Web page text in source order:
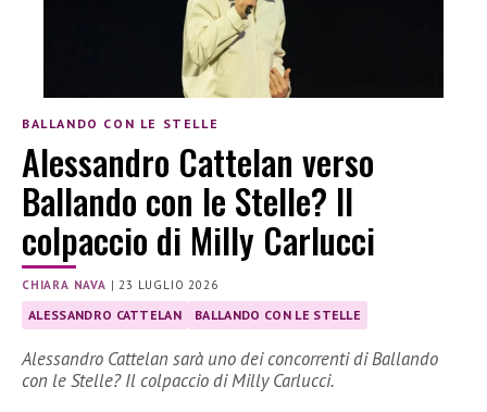
BALLANDO CON LE STELLE
Alessandro Cattelan verso
Ballando con le Stelle? Il
colpaccio di Milly Carlucci
CHIARA NAVA |23 LUGLIO 2026
ALESSANDRO CATTELAN BALLANDO CON LE STELLE
Alessandro Cattelan sarà uno dei concorrenti di Ballando
con le Stelle? Il colpaccio di Milly Carlucci.